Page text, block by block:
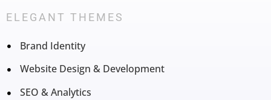
ELEGANT THEMES
Brand Identity
Website Design & Development
SEO & Analytics